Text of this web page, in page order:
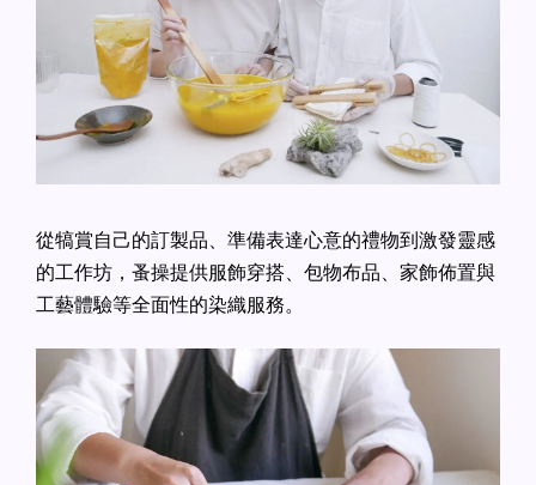
從犒賞自己的訂製品、準備表達心意的禮物到激發靈感
的工作坊，蚤操提供服飾穿搭、包物布品、家飾佈置與
工藝體驗等全面性的染織服務。